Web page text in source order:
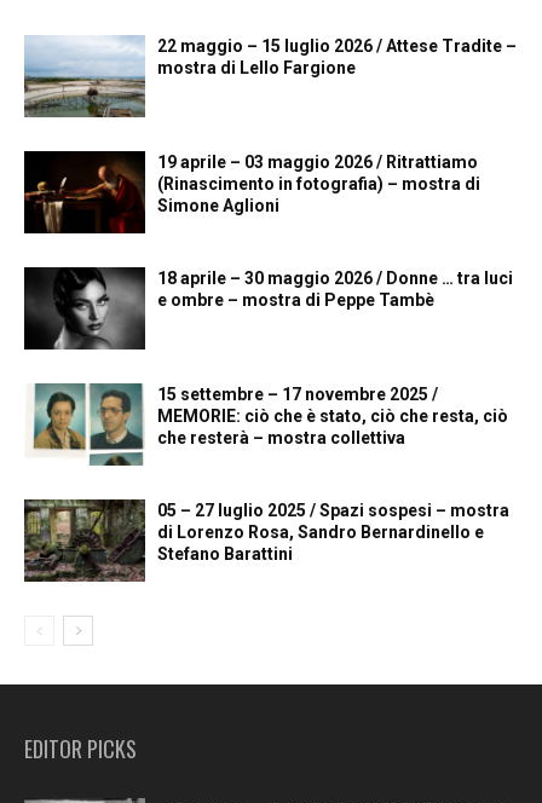
22 maggio – 15 luglio 2026 / Attese Tradite –
mostra di Lello Fargione
19 aprile – 03 maggio 2026 / Ritrattiamo
(Rinascimento in fotografia) – mostra di
Simone Aglioni
18 aprile – 30 maggio 2026 / Donne … tra luci
e ombre – mostra di Peppe Tambè
15 settembre – 17 novembre 2025 /
MEMORIE: ciò che è stato, ciò che resta, ciò
che resterà – mostra collettiva
05 – 27 luglio 2025 / Spazi sospesi – mostra
di Lorenzo Rosa, Sandro Bernardinello e
Stefano Barattini
EDITOR PICKS